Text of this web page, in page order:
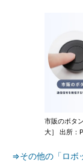
市販のボタ
大］ 出所：
⇒その他の「ロボ